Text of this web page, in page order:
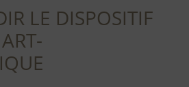
LE DISPOSITIF